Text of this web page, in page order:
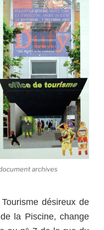
archives
désireux de
la Piscine, change